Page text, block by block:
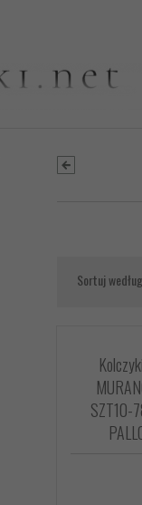
Sortuj
SZT10-